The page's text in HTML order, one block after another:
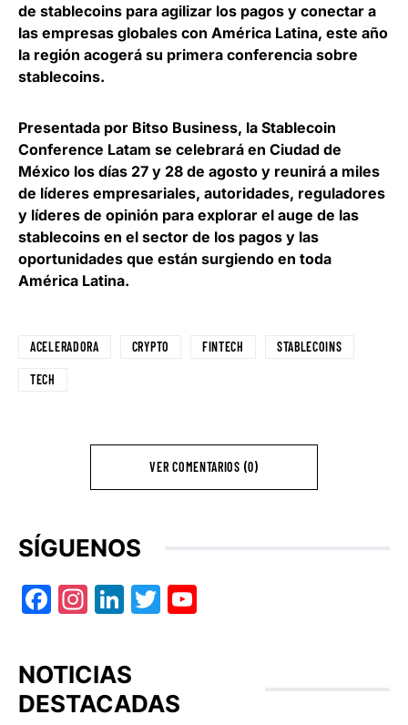
de stablecoins para agilizar los pagos y conectar a
las empresas globales con América Latina, este año
la región acogerá su primera conferencia sobre
stablecoins.
Presentada por Bitso Business, la Stablecoin
Conference Latam se celebrará en Ciudad de
México los días 27 y 28 de agosto y reunirá a miles
de líderes empresariales, autoridades, reguladores
y líderes de opinión para explorar el auge de las
stablecoins en el sector de los pagos y las
oportunidades que están surgiendo en toda
América Latina.
ACELERADORA CRYPTO FINTECH STABLECOINS
TECH
VER COMENTARIOS (0)
SÍGUENOS
Facebook
Instagram
LinkedIn
Twitter
NOTICIAS
DESTACADAS